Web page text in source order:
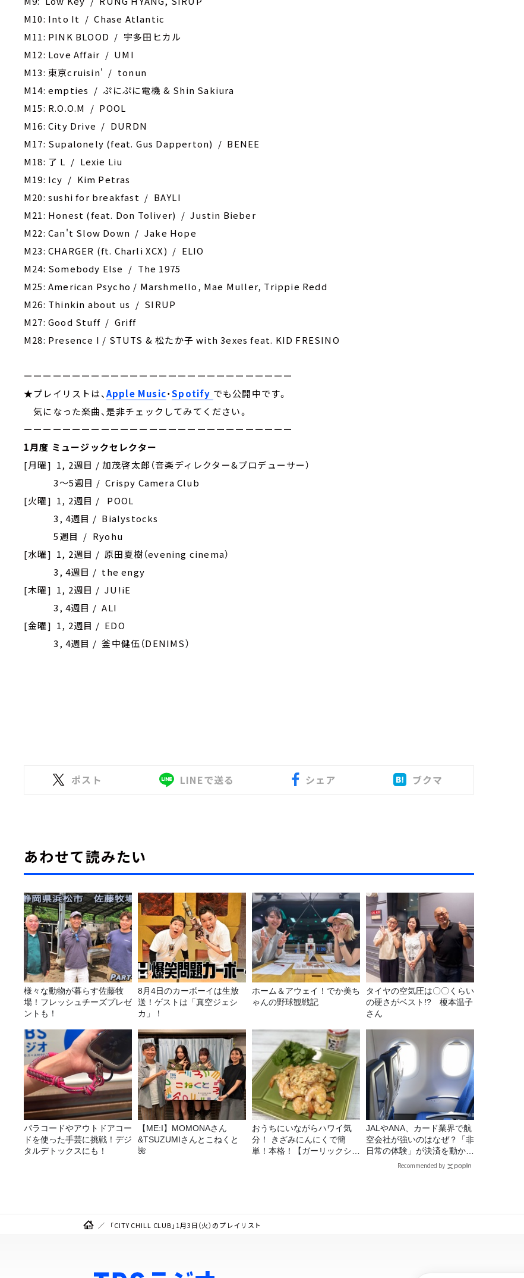
M10: Into It / Chase Atlantic
M11: PINK BLOOD / 宇多田ヒカル
M12: Love Affair / UMI
M13: 東京cruisin' / tonun
M14: empties / ぷにぷに電機 & Shin Sakiura
M15: R.O.O.M / POOL
M16: City Drive / DURDN
M17: Supalonely (feat. Gus Dapperton) / BENEE
M18: 了 L / Lexie Liu
M19: Icy / Kim Petras
M20: sushi for breakfast / BAYLI
M21: Honest (feat. Don Toliver) / Justin Bieber
M22: Can't Slow Down / Jake Hope
M23: CHARGER (ft. Charli XCX) / ELIO
M24: Somebody Else / The 1975
M25: American Psycho / Marshmello, Mae Muller, Trippie Redd
M26: Thinkin about us / SIRUP
M27: Good Stuff / Griff
M28: Presence I / STUTS & 松たか子 with 3exes feat. KID FRESINO
ーーーーーーーーーーーーーーーーーーーーーーーーーーーー
★プレイリストは、 Apple Music・Spotify でも公開中です。
気になった楽曲、是非チェックしてみてください。
ーーーーーーーーーーーーーーーーーーーーーーーーーーーー
1月度 ミュージックセレクター
[月曜] 1, 2週目 / 加茂啓太郎（音楽ディレクター&プロデューサー）
3～5週目 / Crispy Camera Club
[火曜] 1, 2週目 / POOL
3, 4週目 / Bialystocks
5週目 / Ryohu
[水曜] 1, 2週目 / 原田夏樹（evening cinema）
3, 4週目 / the engy
[木曜] 1, 2週目 / JU!iE
3, 4週目 / ALI
[金曜] 1, 2週目 / EDO
3, 4週目 / 釜中健伍（DENIMS）
ポスト LINEで送る シェア ブクマ
あわせて読みたい
様々な動物が暮らす佐藤牧
場！フレッシュチーズプレゼ
ントも！
8月4日のカーボーイは生放
送！ゲストは「真空ジェシ
カ」！
ホーム＆アウェイ！でか美ち
ゃんの野球観戦記
タイヤの空気圧は〇〇くらい
の硬さがベスト!? 榎本温子
さん
パラコードやアウトドアコー
ドを使った手芸に挑戦！デジ
タルデトックスにも！
【ME:I】MOMONAさん
&TSUZUMIさんとこねくと
🌺
おうちにいながらハワイ気
分！ きざみにんにくで簡
単！本格！【ガーリックシュ
JALやANA、カード業界で航
空会社が強いのはなぜ？「非
日常の体験」が決済を動かす
Recommended by
「CITY CHILL CLUB」1月3日（火）のプレイリスト